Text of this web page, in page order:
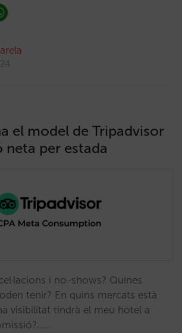
el model de Tripadvisor
neta per estada
i no-shows? Quines
tenir? En quins mercats està
visibilitat tindrà el meu hotel a